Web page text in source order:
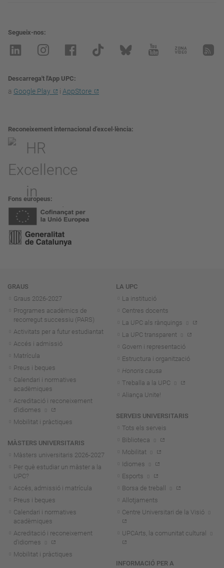
Segueix-nos
Descarrega't l'App UPC
a Google Play i AppStore
Reconeixement internacional d’excel·lència
Fons europeus
Navegació
GRAUS
Graus 2026-2027
Programes acadèmics de
recorregut successiu (PARS)
Activitats per a futur estudiantat
Accés i admissió
Matrícula
Preus i beques
Calendari i normatives
acadèmiques
Acreditació i reconeixement
d'idiomes
Mobilitat i pràctiques
MÀSTERS UNIVERSITARIS
Màsters universitaris 2026-2027
Per què estudiar un màster a la
UPC?
Accés, admissió i matrícula
Preus i beques
Calendari i normatives
acadèmiques
Acreditació i reconeixement
d'idiomes
Mobilitat i pràctiques
LA UPC
La institució
Centres docents
La UPC als rànquings
La UPC transparent
Govern i representació
Estructura i organització
Honoris causa
Treballa a la UPC
Aliança Unite!
SERVEIS UNIVERSITARIS
Tots els serveis
Biblioteca
Mobilitat
Idiomes
Esports
Borsa de treball
Allotjaments
Centre Universitari de la Visió
UPCArts, la comunitat cultural
INFORMACIÓ PER A